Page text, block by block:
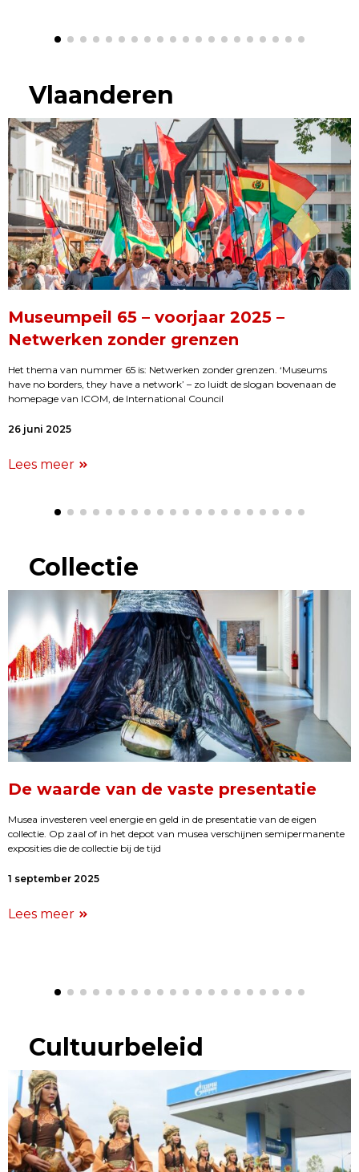
Vlaanderen
Museumpeil 65 – voorjaar 2025 –
Netwerken zonder grenzen
Het thema van nummer 65 is: Netwerken zonder grenzen. ‘Museums
have no borders, they have a network’ – zo luidt de slogan bovenaan de
homepage van ICOM, de International Council
26 juni 2025
Lees meer
Collectie
De waarde van de vaste presentatie
Musea investeren veel energie en geld in de presentatie van de eigen
collectie. Op zaal of in het depot van musea verschijnen semipermanente
exposities die de collectie bij de tijd
1 september 2025
Lees meer
Cultuurbeleid